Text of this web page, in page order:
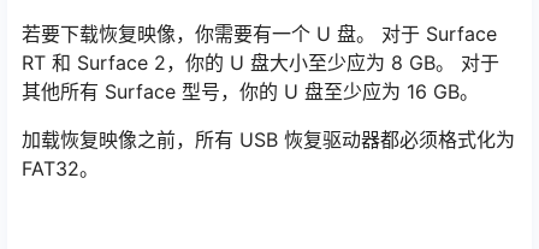
若要下载恢复映像，你需要有一个 U 盘。 对于 Surface
RT 和 Surface 2，你的 U 盘大小至少应为 8 GB。 对于
其他所有 Surface 型号，你的 U 盘至少应为 16 GB。
加载恢复映像之前，所有 USB 恢复驱动器都必须格式化为
FAT32。